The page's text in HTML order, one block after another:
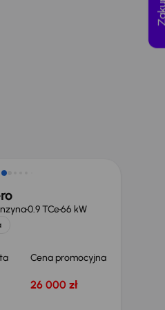
0.9 TCe66 kW
Cena promocyjna
26 000 zł